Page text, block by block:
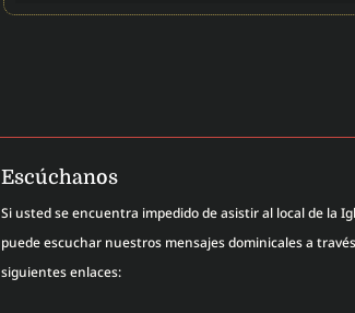
Escúchanos
Si usted se encuentra impedido de asistir al local de la
puede escuchar nuestros mensajes dominicales a
siguientes enlaces: